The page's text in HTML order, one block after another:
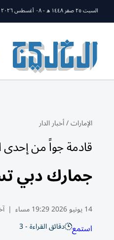
السبت ٢٥ صفر ١٤٤٨ ه - ٠٨ أغسطس ٢٠٢٦
الإمارات/أخبار الدار
قادمة جواً من إحدى
جمارك دبي تسهم
14 يونيو 2026 19:29 مساء |
استمع دقائق القراءة - 3